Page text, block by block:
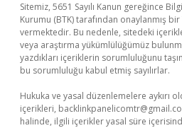
Sitemiz, 5651 Sayılı Kanun gereğince
Kurumu (BTK) tarafından onaylanmış
vermektedir. Bu nedenle, sitedeki
veya araştırma yükümlülüğümüz
yazdıkları içeriklerin sorumluluğunu
bu sorumluluğu kabul etmiş sayılırlar.
Hukuka ve yasal düzenlemelere aykırı
içerikleri,
halinde, ilgili içerikler yasal süre